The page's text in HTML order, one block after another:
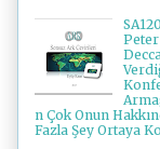
n Çok Onun
Fazla Şey Ortaya